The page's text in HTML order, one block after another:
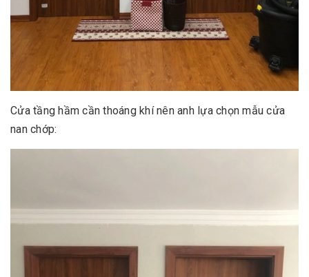
Cửa tầng hầm cần thoáng khí nên anh lựa chọn mẫu cửa
nan chớp: